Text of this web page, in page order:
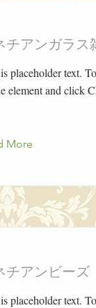
チアンガラス
placeholder text.
element and click
More
チアンビーズ
placeholder text.